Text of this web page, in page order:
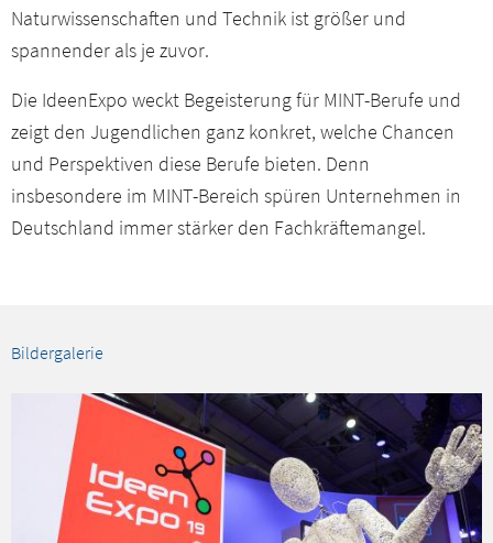
Naturwissenschaften und Technik ist größer und
spannender als je zuvor.
Die IdeenExpo weckt Begeisterung für MINT-Berufe und
zeigt den Jugendlichen ganz konkret, welche Chancen
und Perspektiven diese Berufe bieten. Denn
insbesondere im MINT-Bereich spüren Unternehmen in
Deutschland immer stärker den Fachkräftemangel.
Bildergalerie